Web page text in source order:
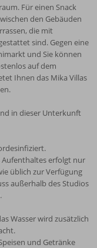
Für einen Snack
den Gebäuden
die mit
sind. Gegen eine
und Sie können
auf dem
Ihnen das Mika Villas
in dieser Unterkunft
Aufenthaltes erfolgt nur
üblich zur Verfügung
außerhalb des Studios
Wasser wird zusätzlich
und Getränke